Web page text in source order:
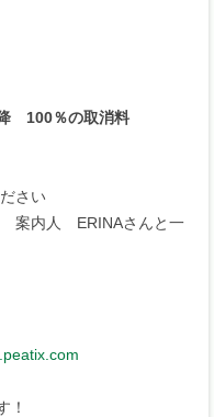
100％の取消料
さい
内人 ERINAさんと一
！